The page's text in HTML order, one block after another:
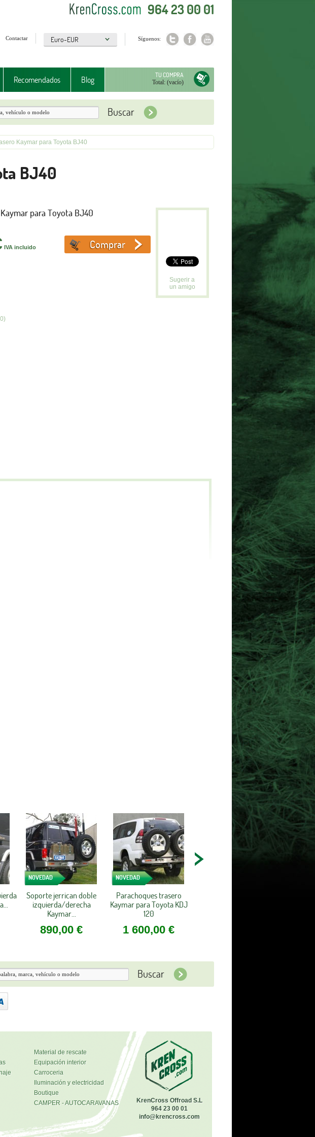
964 23 00 01
Síguenos:
Contactar
TU COMPRA
Total: (vacío)
Recomendados Blog
Kaymar para Toyota BJ40
BJ40
para Toyota BJ40
IVA incluido
Sugerir a
un amigo
NOVEDAD
Soporte jerrican doble
izquierda/derecha
Kaymar...
890,00 €
NOVEDAD
Parachoques trasero
Kaymar para Toyota KDJ
120
1 600,00 €
Material de rescate
Equipación interior
Carroceria
Iluminación y electricidad
Boutique
CAMPER - AUTOCARAVANAS
KrenCross Offroad S.L
964 23 00 01
info@krencross.com